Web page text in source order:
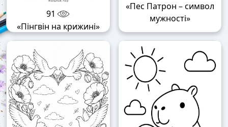
91
«Пінгвін на крижині»
«Пес Патрон – символ
мужності»